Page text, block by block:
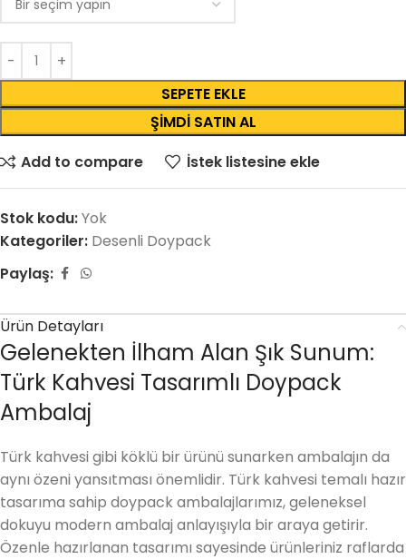
SEPETE EKLE
ŞIMDI SATIN AL
Add to compare
İstek listesine ekle
Stok kodu:Yok
Kategoriler: Desenli Doypack
Paylaş:
Ürün Detayları
Gelenekten İlham Alan Şık Sunum:
Türk Kahvesi Tasarımlı Doypack
Ambalaj
Türk kahvesi gibi köklü bir ürünü sunarken ambalajın da
aynı özeni yansıtması önemlidir. Türk kahvesi temalı hazır
tasarıma sahip doypack ambalajlarımız, geleneksel
dokuyu modern ambalaj anlayışıyla bir araya getirir.
Özenle hazırlanan tasarımı sayesinde ürünleriniz raflarda